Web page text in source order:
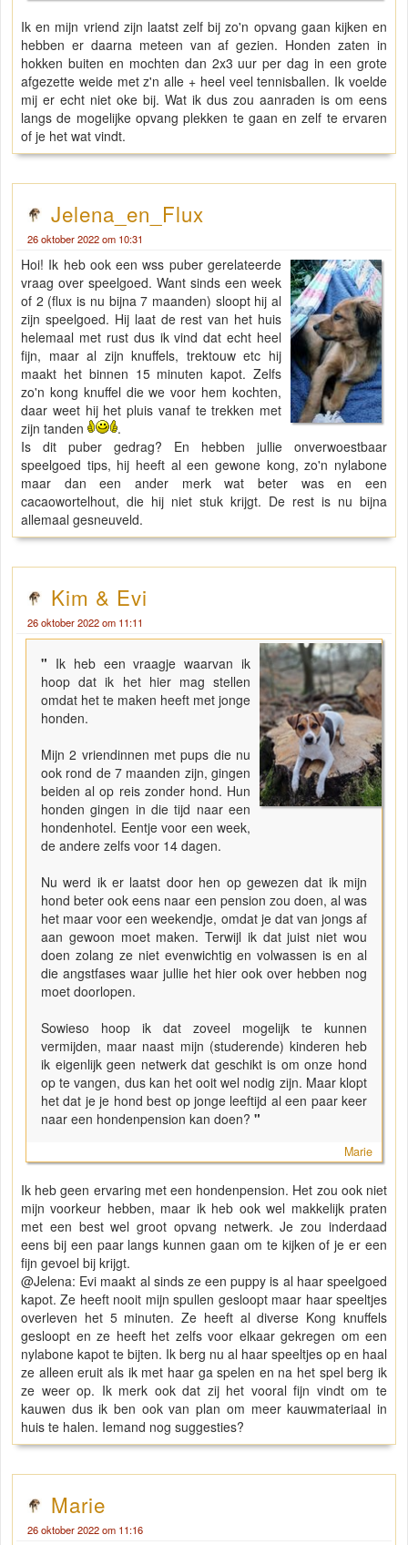
Ik en mijn vriend zijn laatst zelf bij zo'n opvang gaan kijken en
hebben er daarna meteen van af gezien. Honden zaten in
hokken buiten en mochten dan 2x3 uur per dag in een grote
afgezette weide met z'n alle + heel veel tennisballen. Ik voelde
mij er echt niet oke bij. Wat ik dus zou aanraden is om eens
langs de mogelijke opvang plekken te gaan en zelf te ervaren
of je het wat vindt.
Jelena_en_Flux
26 oktober 2022 om 10:31
Hoi! Ik heb ook een wss puber gerelateerde
vraag over speelgoed. Want sinds een week
of 2 (flux is nu bijna 7 maanden) sloopt hij al
zijn speelgoed. Hij laat de rest van het huis
helemaal met rust dus ik vind dat echt heel
fijn, maar al zijn knuffels, trektouw etc hij
maakt het binnen 15 minuten kapot. Zelfs
zo'n kong knuffel die we voor hem kochten,
daar weet hij het pluis vanaf te trekken met
zijn tanden
.
Is dit puber gedrag? En hebben jullie onverwoestbaar
speelgoed tips, hij heeft al een gewone kong, zo'n nylabone
maar dan een ander merk wat beter was en een
cacaowortelhout, die hij niet stuk krijgt. De rest is nu bijna
allemaal gesneuveld.
Kim & Evi
26 oktober 2022 om 11:11
" Ik heb een vraagje waarvan ik
hoop dat ik het hier mag stellen
omdat het te maken heeft met jonge
honden.
Mijn 2 vriendinnen met pups die nu
ook rond de 7 maanden zijn, gingen
beiden al op reis zonder hond. Hun
honden gingen in die tijd naar een
hondenhotel. Eentje voor een week,
de andere zelfs voor 14 dagen.
Nu werd ik er laatst door hen op gewezen dat ik mijn
hond beter ook eens naar een pension zou doen, al was
het maar voor een weekendje, omdat je dat van jongs af
aan gewoon moet maken. Terwijl ik dat juist niet wou
doen zolang ze niet evenwichtig en volwassen is en al
die angstfases waar jullie het hier ook over hebben nog
moet doorlopen.
Sowieso hoop ik dat zoveel mogelijk te kunnen
vermijden, maar naast mijn (studerende) kinderen heb
ik eigenlijk geen netwerk dat geschikt is om onze hond
op te vangen, dus kan het ooit wel nodig zijn. Maar klopt
het dat je je hond best op jonge leeftijd al een paar keer
naar een hondenpension kan doen? "
Marie
Ik heb geen ervaring met een hondenpension. Het zou ook niet
mijn voorkeur hebben, maar ik heb ook wel makkelijk praten
met een best wel groot opvang netwerk. Je zou inderdaad
eens bij een paar langs kunnen gaan om te kijken of je er een
fijn gevoel bij krijgt.
@Jelena: Evi maakt al sinds ze een puppy is al haar speelgoed
kapot. Ze heeft nooit mijn spullen gesloopt maar haar speeltjes
overleven het 5 minuten. Ze heeft al diverse Kong knuffels
gesloopt en ze heeft het zelfs voor elkaar gekregen om een
nylabone kapot te bijten. Ik berg nu al haar speeltjes op en haal
ze alleen eruit als ik met haar ga spelen en na het spel berg ik
ze weer op. Ik merk ook dat zij het vooral fijn vindt om te
kauwen dus ik ben ook van plan om meer kauwmateriaal in
huis te halen. Iemand nog suggesties?
Marie
26 oktober 2022 om 11:16